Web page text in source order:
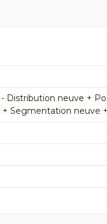
Distribution neuve +
Segmentation neuve